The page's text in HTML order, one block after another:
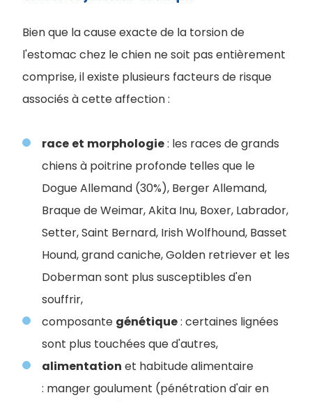
Bien que la cause exacte de la torsion de
l'estomac chez le chien ne soit pas entièrement
comprise, il existe plusieurs facteurs de risque
associés à cette affection :
race et morphologie: les races de grands
chiens à poitrine profonde telles que le
Dogue Allemand (30%), Berger Allemand,
Braque de Weimar, Akita Inu, Boxer, Labrador,
Setter, Saint Bernard, Irish Wolfhound, Basset
Hound, grand caniche, Golden retriever et les
Doberman sont plus susceptibles d'en
souffrir,
composante génétique: certaines lignées
sont plus touchées que d'autres,
alimentation et habitude alimentaire
: manger goulument (pénétration d'air en